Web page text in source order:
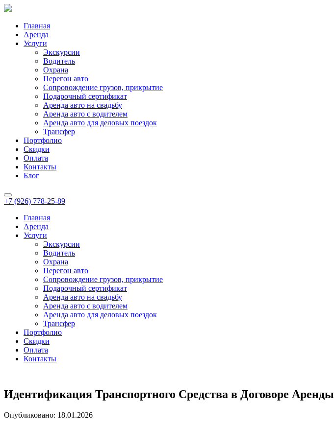
Главная
Аренда
Услуги
Экскурсии
Водитель
Охрана
Перегон авто
Сопровождение грузов, прикрытие
Подарочный сертификат
Аренда авто на свадьбу
Аренда авто с водителем
Аренда авто для деловых поездок
Трансфер
Портфолио
Скидки
Оплата
Контакты
Блог
+7 (926) 778-25-89
Главная
Аренда
Услуги
Экскурсии
Водитель
Охрана
Перегон авто
Сопровождение грузов, прикрытие
Подарочный сертификат
Аренда авто на свадьбу
Аренда авто с водителем
Аренда авто для деловых поездок
Трансфер
Портфолио
Скидки
Оплата
Контакты
Идентификация Транспортного Средства в Договоре Аренды
Опубликовано: 18.01.2026